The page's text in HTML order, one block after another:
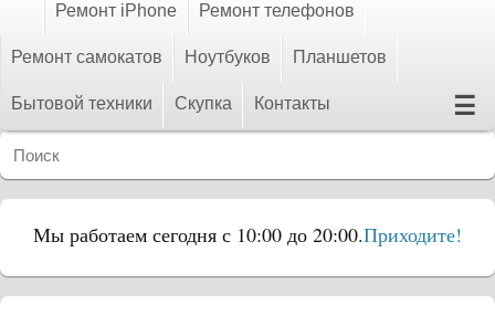
☰
Ремонт iPhone Ремонт телефонов
Ремонт самокатов Ноутбуков Планшетов
Бытовой техники Скупка Контакты
Мы работаем сегодня с 10:00 до 20:00.Приходите!